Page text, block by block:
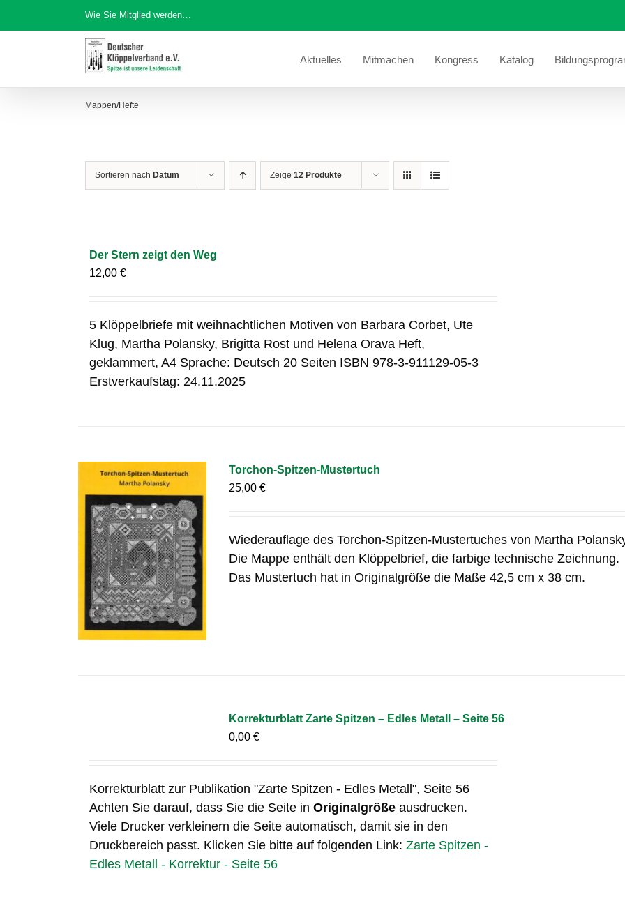
Inhalt
Wie Sie Mitglied werden…
Aktuelles Mitmachen Kongress Katalog
Mappen/Hefte
Sortieren nach Datum Zeige 12 Produkte
Der Stern zeigt den Weg
12,00€
5 Klöppelbriefe mit weihnachtlichen Motiven von Barbara Corbet, Ute
Klug, Martha Polansky, Brigitta Rost und Helena Orava Heft,
geklammert, A4 Sprache: Deutsch 20 Seiten ISBN 978-3-911129-05-3
Erstverkaufstag: 24.11.2025
Torchon-Spitzen-Mustertuch
25,00€
Wiederauflage des Torchon-Spitzen-Mustertuches von Martha
Die Mappe enthält den Klöppelbrief, die farbige technische Zeichnung.
Das Mustertuch hat in Originalgröße die Maße 42,5 cm x 38 cm.
Korrekturblatt Zarte Spitzen – Edles Metall – Seite 56
0,00€
Korrekturblatt zur Publikation "Zarte Spitzen - Edles Metall", Seite 56
Achten Sie darauf, dass Sie die Seite inOriginalgröße ausdrucken.
Viele Drucker verkleinern die Seite automatisch, damit sie in den
Druckbereich passt. Klicken Sie bitte auf folgenden Link:Zarte Spitzen -
Edles Metall - Korrektur - Seite 56